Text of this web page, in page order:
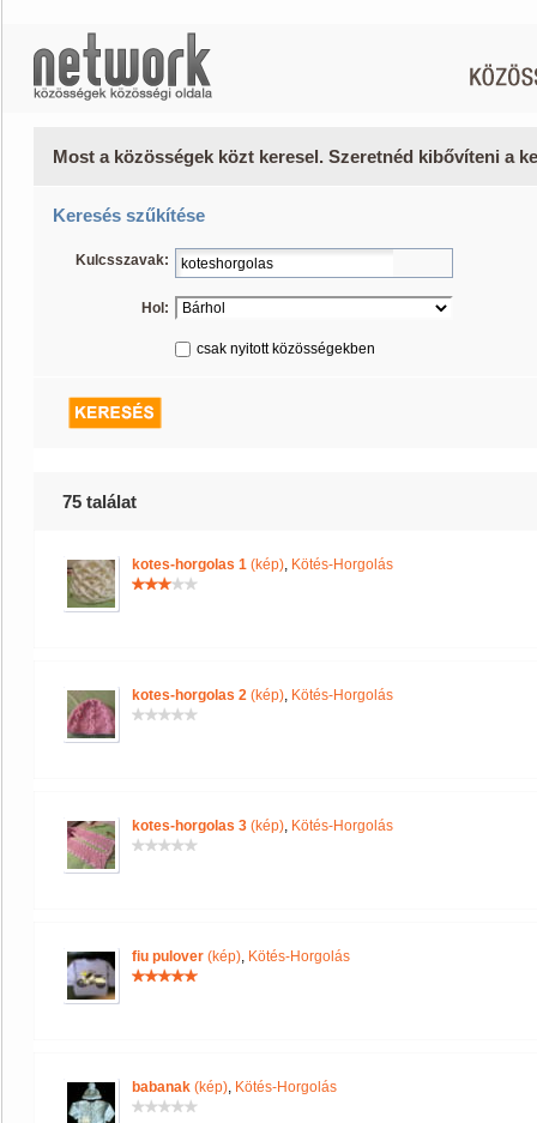
Most a közösségek közt keresel. Szeretnéd kibővíteni a
Keresés szűkítése
Kulcsszavak:
Hol:
csak nyitott közösségekben
75 találat
kotes-horgolas 1 (kép), Kötés-Horgolás
kotes-horgolas 2 (kép), Kötés-Horgolás
kotes-horgolas 3 (kép), Kötés-Horgolás
fiu pulover (kép), Kötés-Horgolás
babanak (kép), Kötés-Horgolás